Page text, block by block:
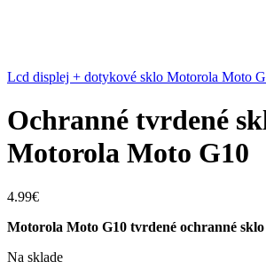
Lcd displej + dotykové sklo Motorola Moto
Ochranné tvrdené
Motorola Moto G10
4.99€
Motorola Moto G10 tvrdené ochranné sklo
Na sklade